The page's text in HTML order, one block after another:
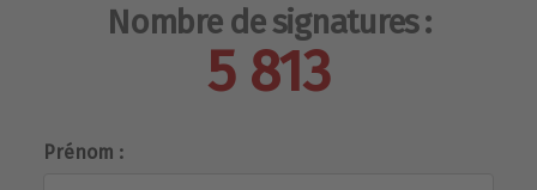
Nombre de signatures :
5 813
Prénom :